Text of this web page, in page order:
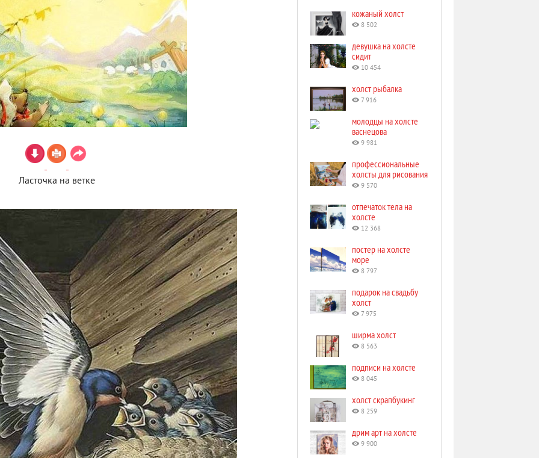
Ласточка на ветке
кожаный холст
8 502
девушка на холсте
сидит
10 454
холст рыбалка
7 916
молодцы на холсте
васнецова
9 981
профессиональные
холсты для рисования
9 570
отпечаток тела на
холсте
12 368
постер на холсте
море
8 797
подарок на свадьбу
холст
7 975
ширма холст
8 563
подписи на холсте
8 045
холст скрапбукинг
8 259
дрим арт на холсте
9 900